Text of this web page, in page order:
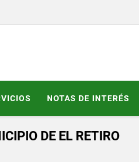
NOTAS DE INTERÉS
DE EL RETIRO